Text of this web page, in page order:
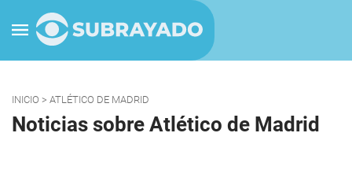
INICIO > ATLÉTICO DE MADRID
Noticias sobre Atlético de Madrid